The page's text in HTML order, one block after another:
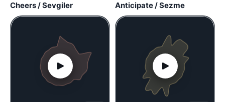
Cheers / Sevgiler Anticipate / Sezme